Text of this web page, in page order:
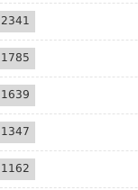
2341
1785
1639
1347
1162